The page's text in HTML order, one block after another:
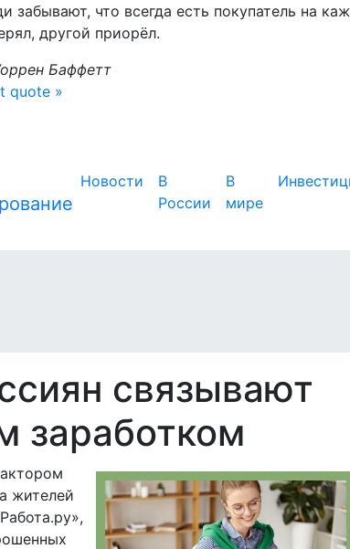
забывают, что всегда есть покупатель на
другой приорёл.
Баффетт
quote »
Новости
В
России
В
мире
связывают
заработком
жителей